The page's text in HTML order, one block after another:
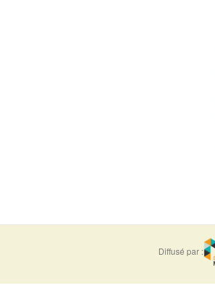
Diffusé par :